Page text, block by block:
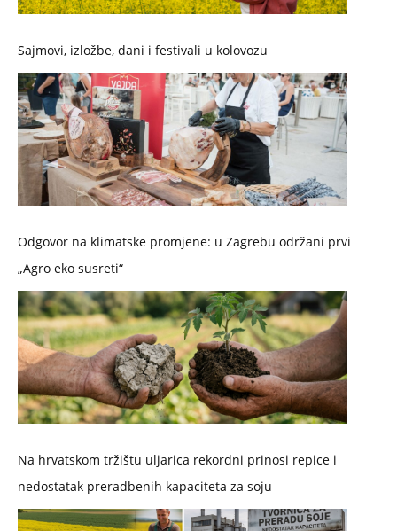
Sajmovi, izložbe, dani i festivali u kolovozu
Odgovor na klimatske promjene: u Zagrebu održani prvi
„Agro eko susreti“
Na hrvatskom tržištu uljarica rekordni prinosi repice i
nedostatak preradbenih kapaciteta za soju